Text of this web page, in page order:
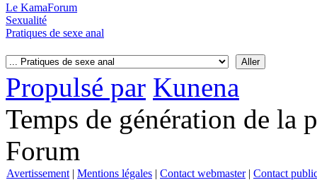
Le KamaForum
Sexualité
Pratiques de sexe anal
Propulsé par Kunena
Temps de génération de la
Forum
Avertissement | Mentions légales | Contact webmaster| Contact